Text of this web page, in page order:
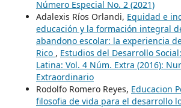
Número Especial No. 2 (2021)
Adalexis Ríos Orlandi, Equidad e
educación y la formación integral
abandono escolar: la experiencia
Rico , Estudios del Desarrollo
Latina: Vol. 4 Núm. Extra (2016):
Extraordinario
Rodolfo Romero Reyes, Educacion
filosofia de vida para el desarrollo